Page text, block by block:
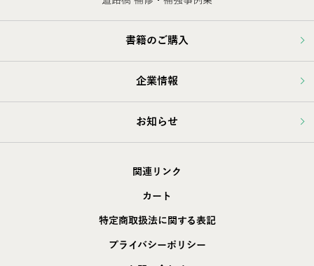
書籍のご購入
企業情報
お知らせ
関連リンク
カート
特定商取扱法に関する表記
プライバシーポリシー